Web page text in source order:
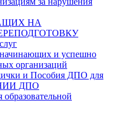
НА
начинающих и успешно
организаций
и Пособия ДПО для
ДПО